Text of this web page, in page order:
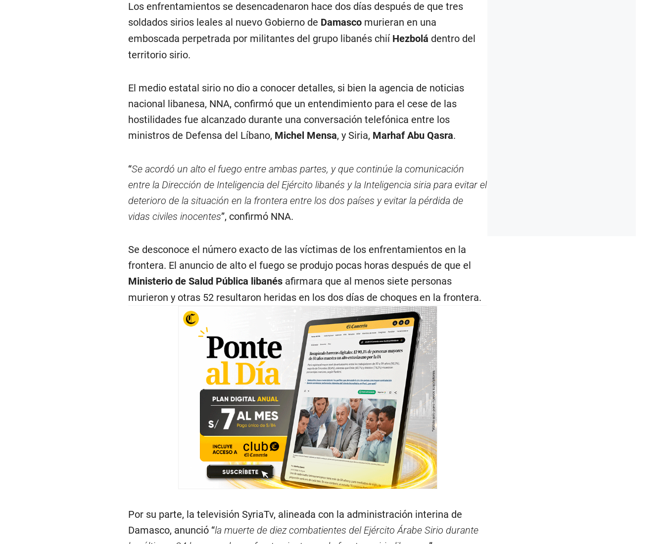
Los enfrentamientos se desencadenaron hace dos días después de que tres
soldados sirios leales al nuevo Gobierno de Damascomurieran en una
emboscada perpetrada por militantes del grupo libanés chií Hezbolá dentro del
territorio sirio.
El medio estatal sirio no dio a conocer detalles, si bien la agencia de noticias
nacional libanesa, NNA, confirmó que un entendimiento para el cese de las
hostilidades fue alcanzado durante una conversación telefónica entre los
ministros de Defensa del Líbano, Michel Mensa, y Siria, Marhaf Abu Qasra.
“Se acordó un alto el fuego entre ambas partes, y que continúe la comunicación
entre la Dirección de Inteligencia del Ejército libanés y la Inteligencia siria para evitar el
deterioro de la situación en la frontera entre los dos países y evitar la pérdida de
vidas civiles inocentes”, confirmó NNA.
Se desconoce el número exacto de las víctimas de los enfrentamientos en la
frontera. El anuncio de alto el fuego se produjo pocas horas después de que el
Ministerio de Salud Pública libanésafirmara que al menos siete personas
murieron y otras 52 resultaron heridas en los dos días de choques en la frontera.
Por su parte, la televisión SyriaTv, alineada con la administración interina de
Damasco, anunció “la muerte de diez combatientes del Ejército Árabe Sirio durante